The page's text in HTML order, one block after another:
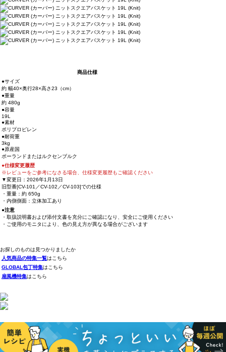
商品仕様
●サイズ
約 幅40×奥行28×高さ23（cm）
●重量
約 480g
●容量
19L
●素材
ポリプロピレン
●耐荷重
3kg
●原産国
ポーランドまたはルクセンブルク
●仕様変更履歴
※レビューをご参考になさる場合、仕様変更履歴もご確認ください
▼変更日：2026年1月13日
旧型番[CV-101／CV-102／CV-103]での仕様
・重量：約 650g
・内側側面：立体加工あり
●注意
・取扱説明書および添付文書を充分にご確認になり、安全にご使用ください
・ご使用のモニタにより、色の見え方が異なる場合がございます
お探しのものは見つかりましたか
人気商品の特集一覧はこちら
GLOBAL包丁特集はこちら
扇風機特集はこちら